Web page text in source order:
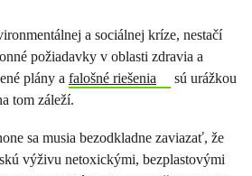
a sociálnej kríze, nestačí
požiadavky v oblasti zdravia a
plány a falošné riešenia
sú urážkou
tom záleží.
sa musia bezodkladne zaviazať, že
výživu netoxickými, bezplastovými